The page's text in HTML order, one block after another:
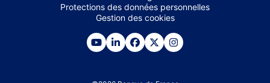
Protections des données personnelles
Gestion des cookies